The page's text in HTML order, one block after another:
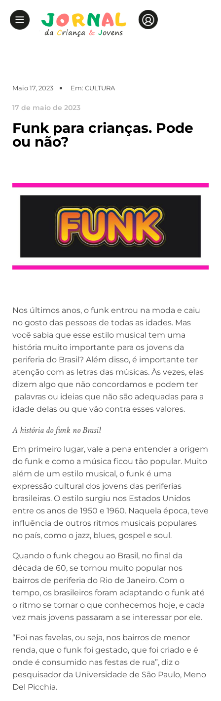
Maio 17, 2023 Em: CULTURA
17 de maio de 2023
Funk para crianças. Pode
ou não?
Nos últimos anos, o funk entrou na moda e caiu
no gosto das pessoas de todas as idades. Mas
você sabia que esse estilo musical tem uma
história muito importante para os jovens da
periferia do Brasil? Além disso, é importante ter
atenção com as letras das músicas. Às vezes, elas
dizem algo que não concordamos e podem ter
palavras ou ideias que não são adequadas para a
idade delas ou que vão contra esses valores.
A história do funk no Brasil
Em primeiro lugar, vale a pena entender a origem
do funk e como a música ficou tão popular. Muito
além de um estilo musical, o funk é uma
expressão cultural dos jovens das periferias
brasileiras. O estilo surgiu nos Estados Unidos
entre os anos de 1950 e 1960. Naquela época, teve
influência de outros ritmos musicais populares
no país, como o jazz, blues, gospel e soul.
Quando o funk chegou ao Brasil, no final da
década de 60, se tornou muito popular nos
bairros de periferia do Rio de Janeiro. Com o
tempo, os brasileiros foram adaptando o funk até
o ritmo se tornar o que conhecemos hoje, e cada
vez mais jovens passaram a se interessar por ele.
“Foi nas favelas, ou seja, nos bairros de menor
renda, que o funk foi gestado, que foi criado e é
onde é consumido nas festas de rua”, diz o
pesquisador da Universidade de São Paulo, Meno
Del Picchia.